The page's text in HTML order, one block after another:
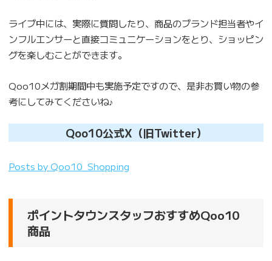
ライブ中には、実際に質問したり、商品のブランド担当者やイ
ンフルエンサーと直接コミュニケーションをとり、ショッピン
グを楽しむことができます。
Qoo10メガ割期間中も実施予定ですので、是非お買い物の参
考にしてみてくださいね♪
Qoo10公式X（旧Twitter）
Posts by Qoo10_Shopping
ポイントタウンスタッフおすすめQoo10
商品